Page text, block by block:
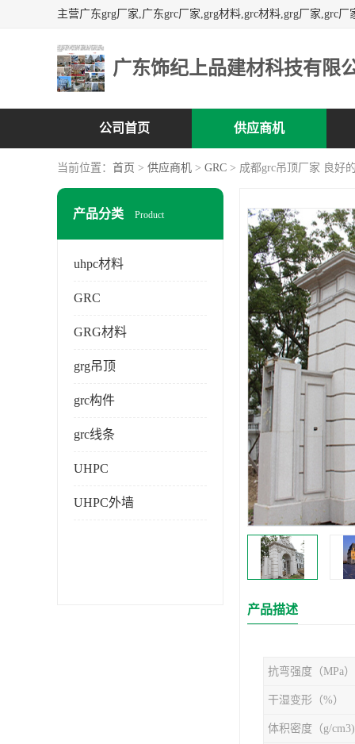
广东饰纪上品建材科技有限
公司首页 供应商机
当前位置： 首页 > 供应商机 > GRC > 成都grc吊顶厂家 良好
产品分类 Product
uhpc材料
GRC
GRG材料
grg吊顶
grc构件
grc线条
UHPC
UHPC外墙
产品描述
抗弯强度（MPa）
干湿变形（%）
体积密度（g/cm3)